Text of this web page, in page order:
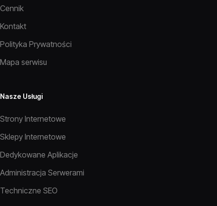
Cennik
Kontakt
Polityka Prywatności
Mapa serwisu
Nasze Usługi
Strony Internetowe
Sklepy Internetowe
Dedykowane Aplikacje
Administracja Serwerami
Techniczne SEO